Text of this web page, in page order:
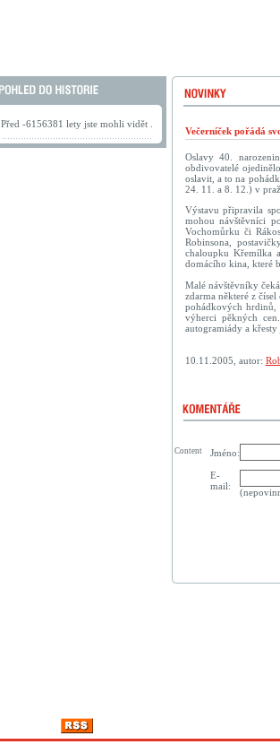
Před -6156381 lety jste mohli vidět .
Večerníček pořádá
Oslavy 40.
obdivovatelé
oslavit, a to na
24. 11. a 8. 12.) v
Výstavu připravila
mohou návštěvníci
Vochomůrku či
Robinsona,
chaloupku Křemílka
domácího kina, které
Malé návštěvníky
zdarma některé z
pohádkových hrdinů,
výherci pěkných
autogramiády a
10.11.2005, autor:
Jméno:
E-
mail:
Content